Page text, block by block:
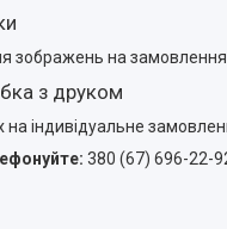
зображень на
з друком
індивідуальне
380 (67) 696-22-